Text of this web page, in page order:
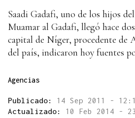
Saadi Gadafi, uno de los hijos
Muamar al Gadafi, llegó hace
capital de Níger, procedente de
del país, indicaron hoy fuentes
Agencias
Publicado: 14 Sep 2011 -
Actualizado: 10 Feb 2014 -